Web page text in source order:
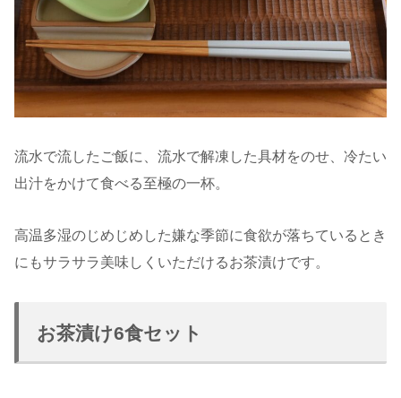
流水で流したご飯に、流水で解凍した具材をのせ、冷たい
出汁をかけて食べる至極の一杯。
高温多湿のじめじめした嫌な季節に食欲が落ちているとき
にもサラサラ美味しくいただけるお茶漬けです。
お茶漬け6食セット